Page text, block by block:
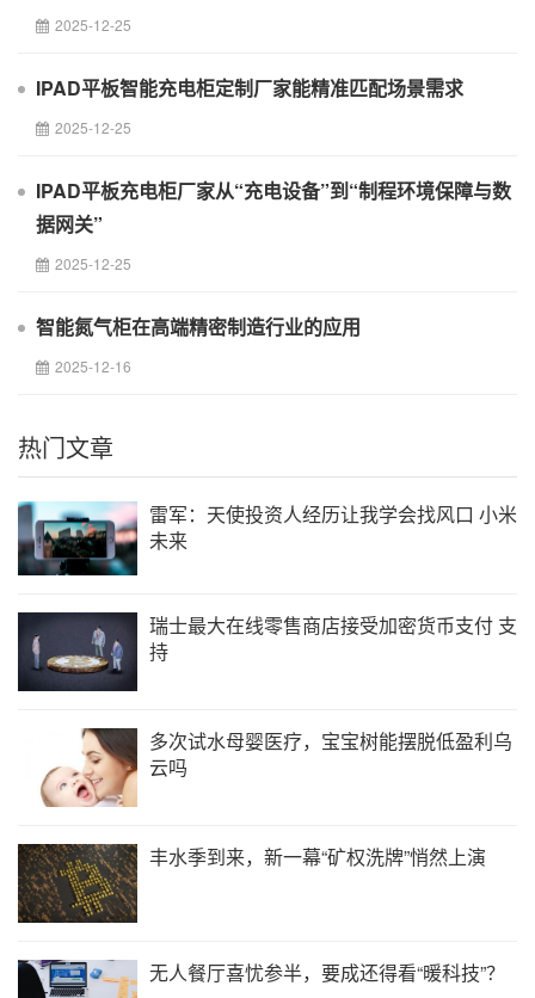
2025-12-25
IPAD平板智能充电柜定制厂家能精准匹配场景需求
2025-12-25
IPAD平板充电柜厂家从“充电设备”到“制程环境保障与数
据网关”
2025-12-25
智能氮气柜在高端精密制造行业的应用
2025-12-16
热门文章
雷军：天使投资人经历让我学会找风口 小米
未来
瑞士最大在线零售商店接受加密货币支付 支
持
多次试水母婴医疗，宝宝树能摆脱低盈利乌
云吗
丰水季到来，新一幕“矿权洗牌”悄然上演
无人餐厅喜忧参半，要成还得看“暖科技”？